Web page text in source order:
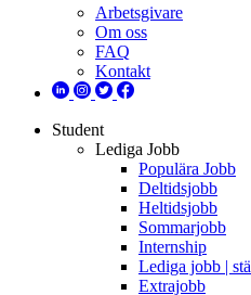
Arbetsgivare
Om oss
FAQ
Kontakt
Student
Lediga Jobb
Populära Jobb
Deltidsjobb
Heltidsjobb
Sommarjobb
Internship
Lediga jobb |
Extrajobb